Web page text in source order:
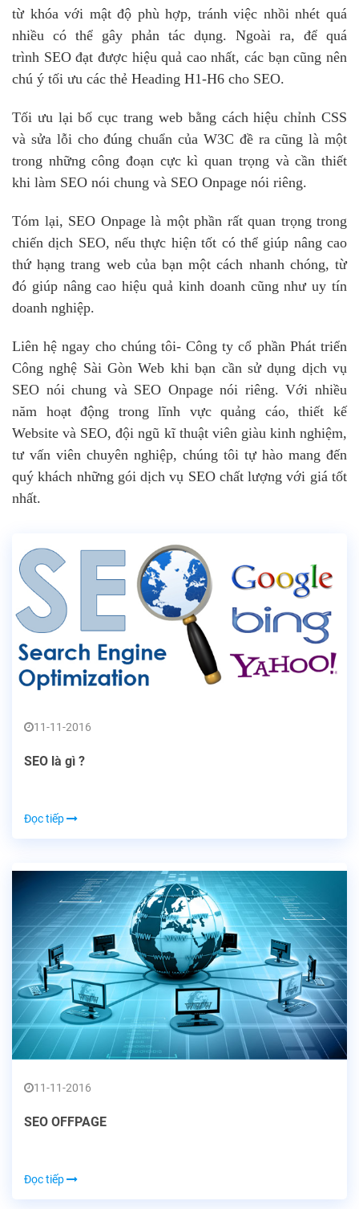
từ khóa với mật độ phù hợp, tránh việc nhồi nhét quá
nhiều có thể gây phản tác dụng. Ngoài ra, để quá
trình SEO đạt được hiệu quả cao nhất, các bạn cũng nên
chú ý tối ưu các thẻ Heading H1-H6 cho SEO.
Tối ưu lại bố cục trang web bằng cách hiệu chỉnh CSS
và sửa lỗi cho đúng chuẩn của W3C đề ra cũng là một
trong những công đoạn cực kì quan trọng và cần thiết
khi làm SEO nói chung và SEO Onpage nói riêng.
Tóm lại, SEO Onpage là một phần rất quan trọng trong
chiến dịch SEO, nếu thực hiện tốt có thể giúp nâng cao
thứ hạng trang web của bạn một cách nhanh chóng, từ
đó giúp nâng cao hiệu quả kinh doanh cũng như uy tín
doanh nghiệp.
Liên hệ ngay cho chúng tôi- Công ty cổ phần Phát triển
Công nghệ Sài Gòn Web khi bạn cần sử dụng dịch vụ
SEO nói chung và SEO Onpage nói riêng. Với nhiều
năm hoạt động trong lĩnh vực quảng cáo, thiết kế
Website và SEO, đội ngũ kĩ thuật viên giàu kinh nghiệm,
tư vấn viên chuyên nghiệp, chúng tôi tự hào mang đến
quý khách những gói dịch vụ SEO chất lượng với giá tốt
nhất.
11-11-2016
SEO là gì ?
Đọc tiếp
11-11-2016
SEO OFFPAGE
Đọc tiếp